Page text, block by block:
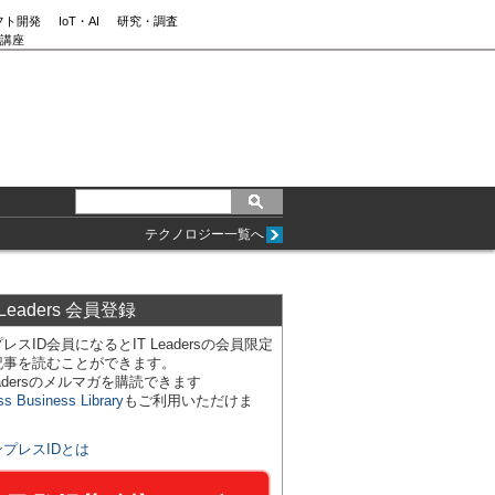
ト開発 IoT・AI
研究・調査
座
テクノロジー一覧へ
会員登録
スID会員になるとIT Leadersの会員限定
を読むことができます。
のメルマガを購読できます
Business Libraryもご利用いただけま
プレスIDとは